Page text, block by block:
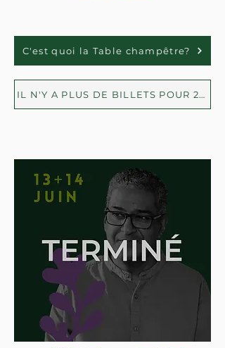
C'est quoi la Table champêtre?
IL N'Y A PLUS DE BILLETS POUR 2026